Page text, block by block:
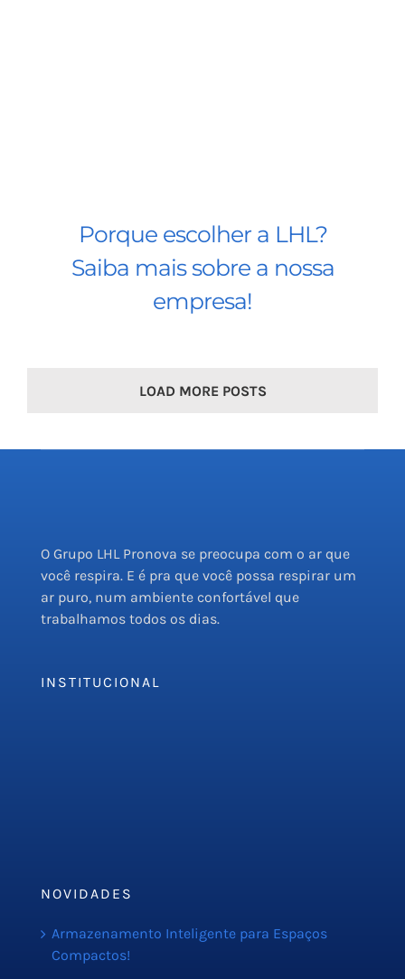
Porque escolher a LHL?
Saiba mais sobre a nossa
empresa!
LOAD MORE POSTS
O Grupo LHL Pronova se preocupa com o ar que
você respira. E é pra que você possa respirar um
ar puro, num ambiente confortável que
trabalhamos todos os dias.
INSTITUCIONAL
NOVIDADES
Armazenamento Inteligente para Espaços
Compactos!